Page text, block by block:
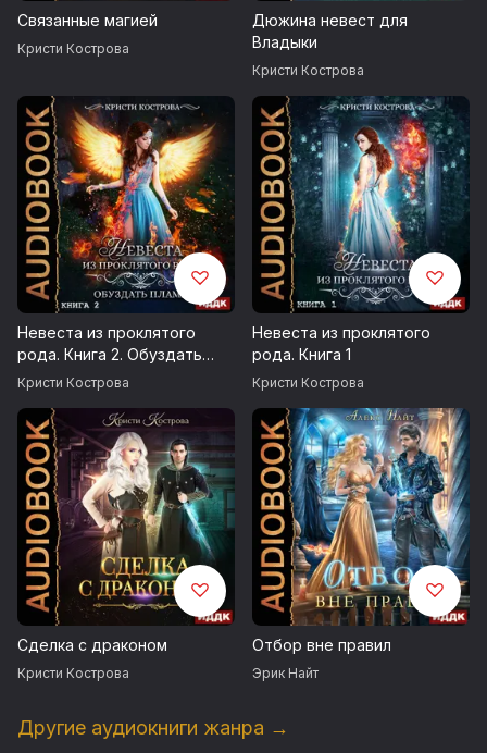
Bobby Richards / Hologram
Nico Staf / Interstellar Mood
Запись 2021 г.
Возрастные ограничения 16+
© Кострова Кристи
© ИДДК
Связанные магией
Кристи Кострова
Дюжина невест для
Владыки
Кристи Кострова
Невеста из проклятого
рода. Книга 2. Обуздать
пламя
Кристи Кострова
Невеста из проклятого
рода. Книга 1
Кристи Кострова
Сделка с драконом
Кристи Кострова
Отбор вне правил
Эрик Найт
Другие аудиокниги жанра →